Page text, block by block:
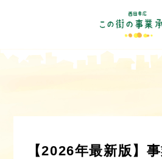
【2026年最新版】